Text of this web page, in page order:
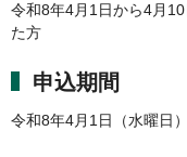
令和8年4月1日から4月
た方
申込期間
令和8年4月1日（水曜日